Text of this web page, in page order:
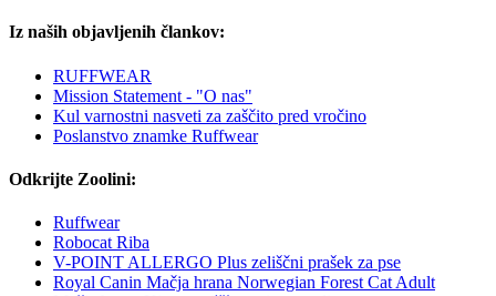
Iz naših objavljenih člankov:
RUFFWEAR
Mission Statement - "O nas"
Kul varnostni nasveti za zaščito pred vročino
Poslanstvo znamke Ruffwear
Odkrijte Zoolini:
Ruffwear
Robocat Riba
V-POINT ALLERGO Plus zeliščni prašek za pse
Royal Canin Mačja hrana Norwegian Forest Cat Adult